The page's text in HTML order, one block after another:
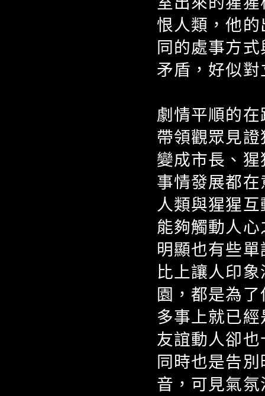
恨人類，他
同的處事方
矛盾，好似
劇情平順的
帶領觀眾見
變成市長、
事情發展都
人類與猩猩
能夠觸動人
明顯也有些
比上讓人印
園，都是為
多事上就已
友誼動人卻
同時也是告
音，可見氣